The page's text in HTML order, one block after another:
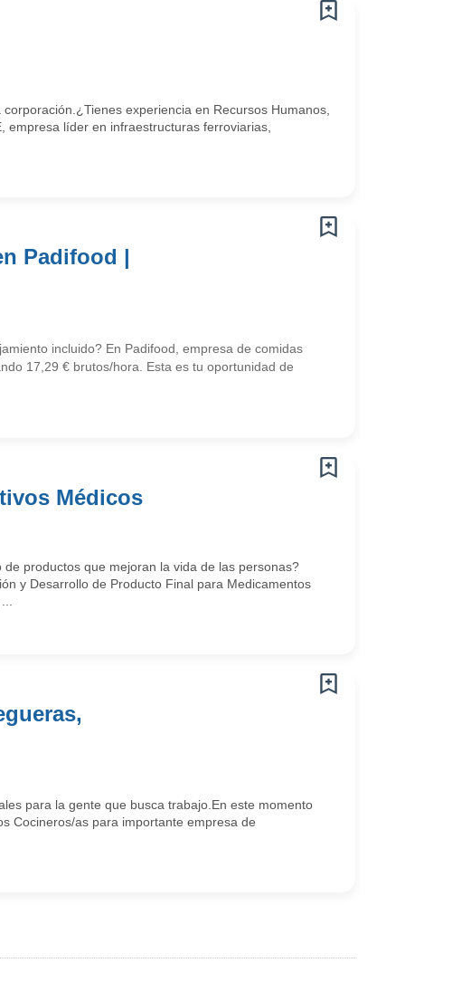
experiencia en Recursos Humanos,
empresa líder en infraestructuras ferroviarias,
Padifood |
incluido? En Padifood, empresa de comidas
17,29 € brutos/hora. Esta es tu oportunidad de
Médicos
productos que mejoran la vida de las personas?
y Desarrollo de Producto Final para Medicamentos
para la gente que busca trabajo.En este momento
Cocineros/as para importante empresa de